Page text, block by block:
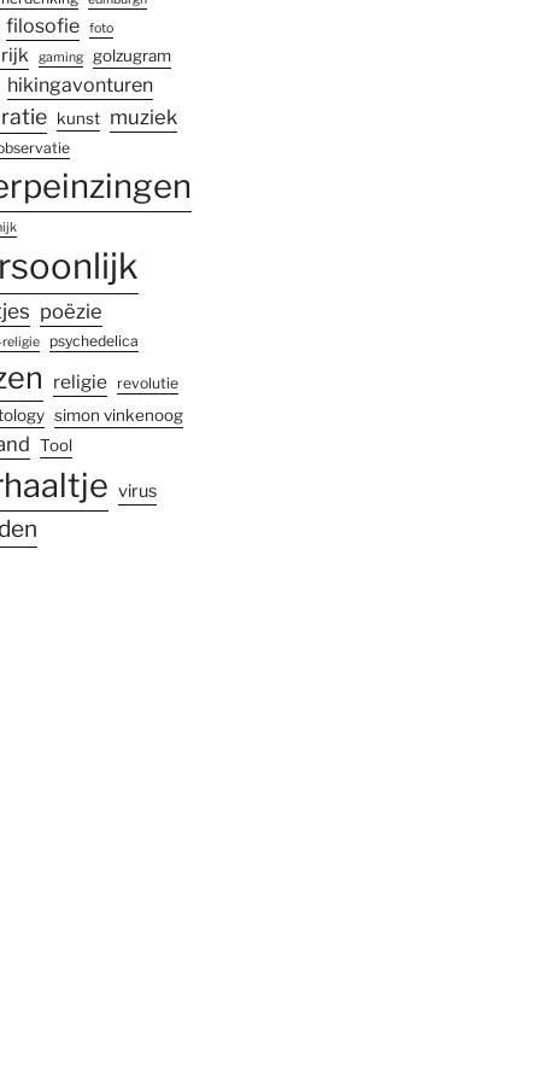
filosofie foto
gaming
golzugram
hikingavonturen
kunst muziek
poëzie
religie psychedelica
religie revolutie
simon vinkenoog
Tool
virus